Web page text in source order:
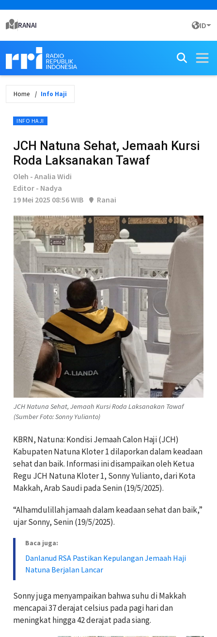
RANAI ID
Home Info Haji
INFO HAJI
JCH Natuna Sehat, Jemaah Kursi
Roda Laksanakan Tawaf
Oleh - Analia Widi
Editor - Nadya
19 Mei 2025 08:56 WIB
Ranai
JCH Natuna Sehat, Jemaah Kursi Roda Laksanakan Tawaf
(Sumber Foto: Sonny Yulianto)
KBRN, Natuna: Kondisi Jemaah Calon Haji (JCH)
Kabupaten Natuna Kloter 1 dilaporkan dalam keadaan
sehat dan baik. Informasi ini disampaikan oleh Ketua
Regu JCH Natuna Kloter 1, Sonny Yulianto, dari Kota
Makkah, Arab Saudi pada Senin (19/5/2025).
“Alhamdulillah jamaah dalam keadaan sehat dan baik,”
ujar Sonny, Senin (19/5/2025).
Baca juga:
Danlanud RSA Pastikan Kepulangan Jemaah Haji
Natuna Berjalan Lancar
Sonny juga menyampaikan bahwa suhu di Makkah
mencapai 37 derajat celsius pada pagi hari dan
meningkat hingga 42 derajat pada siang.